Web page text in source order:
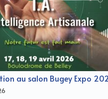
au salon Bugey Expo